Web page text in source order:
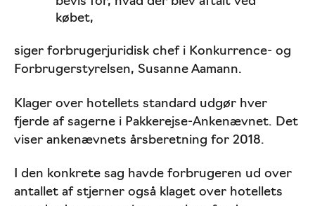
købet,
siger forbrugerjuridisk chef i Konkurrence- og
Forbrugerstyrelsen, Susanne Aamann.
Klager over hotellets standard udgør hver
fjerde af sagerne i Pakkerejse-Ankenævnet. Det
viser ankenævnets årsberetning for 2018.
I den konkrete sag havde forbrugeren ud over
antallet af stjerner også klaget over hotellets